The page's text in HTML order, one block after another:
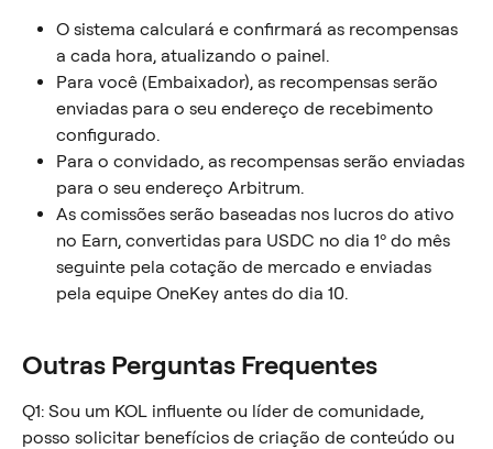
O sistema calculará e confirmará as recompensas
a cada hora, atualizando o painel.
Para você (Embaixador), as recompensas serão
enviadas para o seu endereço de recebimento
configurado.
Para o convidado, as recompensas serão enviadas
para o seu endereço Arbitrum.
As comissões serão baseadas nos lucros do ativo
no Earn, convertidas para USDC no dia 1º do mês
seguinte pela cotação de mercado e enviadas
pela equipe OneKey antes do dia 10.
Outras Perguntas Frequentes
Q1: Sou um KOL influente ou líder de comunidade,
posso solicitar benefícios de criação de conteúdo ou